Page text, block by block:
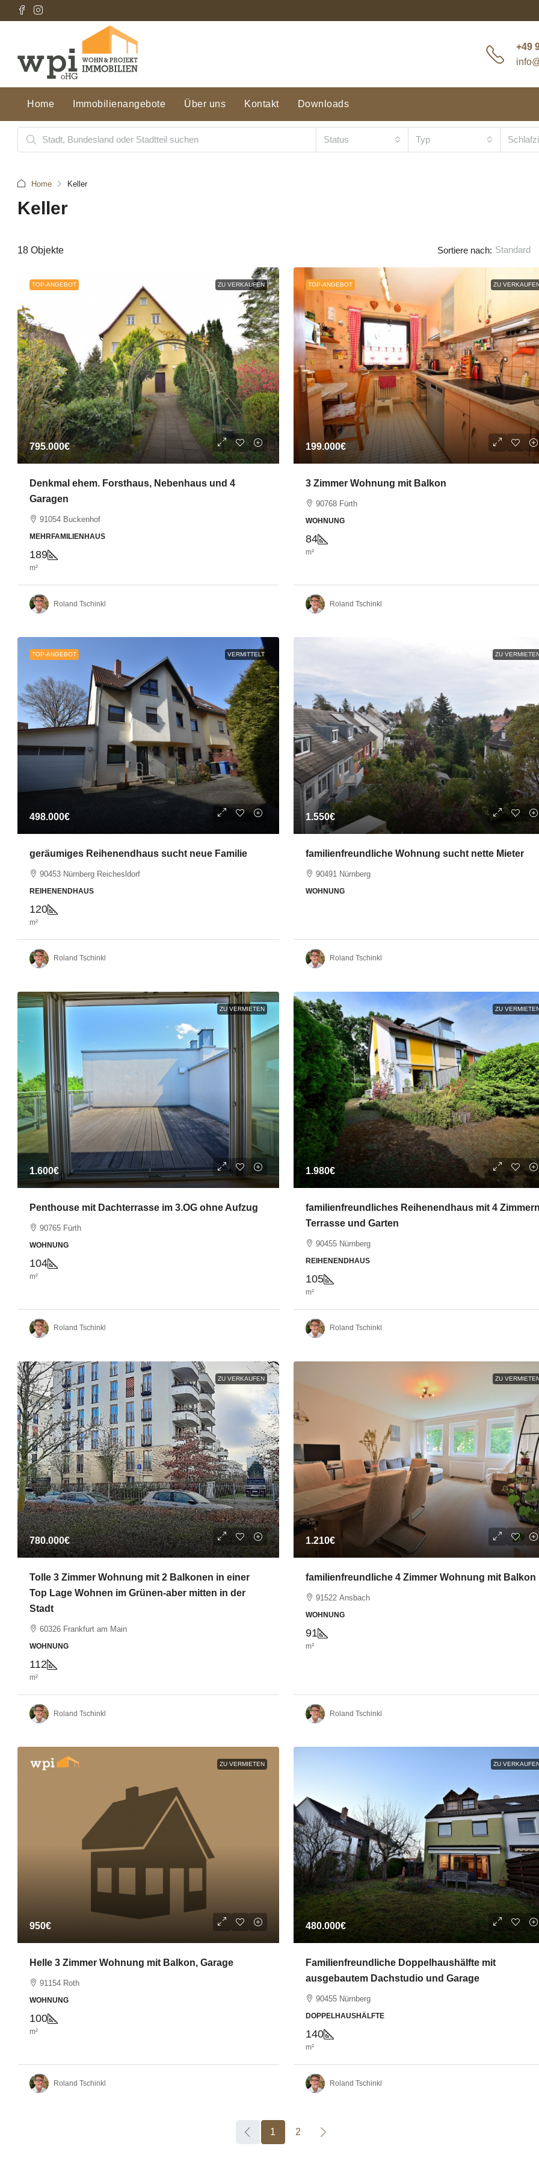
+49
Home Immobilienangebote Über uns Kontakt Downloads
Status Typ
Home Keller
Keller
18 Objekte Sortiere nach: Standard
TOP-ANGEBOT ZU VERKAUFEN
795.000€
Denkmal ehem. Forsthaus, Nebenhaus und 4
Garagen
91054 Buckenhof
MEHRFAMILIENHAUS
189
m²
Roland Tschinkl
TOP-ANGEBOT ZU
199.000€
3 Zimmer Wohnung mit Balkon
90768 Fürth
WOHNUNG
84
m²
Roland Tschinkl
TOP-ANGEBOT VERMITTELT
498.000€
geräumiges Reihenendhaus sucht neue Familie
90453 Nürnberg Reichesldorf
REIHENENDHAUS
120
m²
Roland Tschinkl
ZU
1.550€
familienfreundliche Wohnung sucht nette Mieter
90491 Nürnberg
WOHNUNG
Roland Tschinkl
ZU VERMIETEN
1.600€
Penthouse mit Dachterrasse im 3.OG ohne Aufzug
90765 Fürth
WOHNUNG
104
m²
Roland Tschinkl
ZU
1.980€
familienfreundliches Reihenendhaus mit 4
Terrasse und Garten
90455 Nürnberg
REIHENENDHAUS
105
m²
Roland Tschinkl
ZU VERKAUFEN
780.000€
Tolle 3 Zimmer Wohnung mit 2 Balkonen in einer
Top Lage Wohnen im Grünen-aber mitten in der
Stadt
60326 Frankfurt am Main
WOHNUNG
112
m²
Roland Tschinkl
ZU
1.210€
familienfreundliche 4 Zimmer Wohnung mit Balkon
91522 Ansbach
WOHNUNG
91
m²
Roland Tschinkl
ZU VERMIETEN
950€
Helle 3 Zimmer Wohnung mit Balkon, Garage
91154 Roth
WOHNUNG
100
m²
Roland Tschinkl
ZU
480.000€
Familienfreundliche Doppelhaushälfte mit
ausgebautem Dachstudio und Garage
90455 Nürnberg
DOPPELHAUSHÄLFTE
140
m²
Roland Tschinkl
1 2